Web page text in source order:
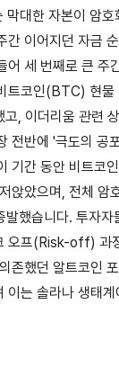
막대한 자본이 암
이어지던 자금
세 번째로 큰 주
트코인(BTC) 현
, 이더리움 관련
전반에 '극도의
기간 동안 비트코
앉았으며, 전체 암
했습니다. 투자자
오프(Risk-off) 과
존했던 알트코인
이는 솔라나 생태